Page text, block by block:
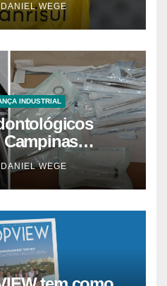
DANIEL WEGE
INDUSTRIAL
DANIEL WEGE